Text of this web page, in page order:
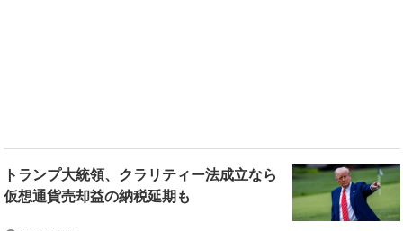
トランプ大統領、クラリティー法成立なら
仮想通貨売却益の納税延期も